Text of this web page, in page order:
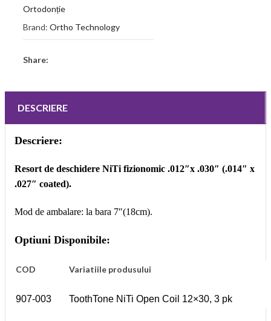
Ortodonție
Brand: Ortho Technology
Share:
DESCRIERE
Descriere:
Resort de deschidere NiTi fizionomic .012″x .030″ (.014″ x
.027″ coated).
Mod de ambalare: la bara 7″(18cm).
Optiuni Disponibile:
COD Variatiile produsului
907-003 ToothTone NiTi Open Coil 12×30, 3 pk